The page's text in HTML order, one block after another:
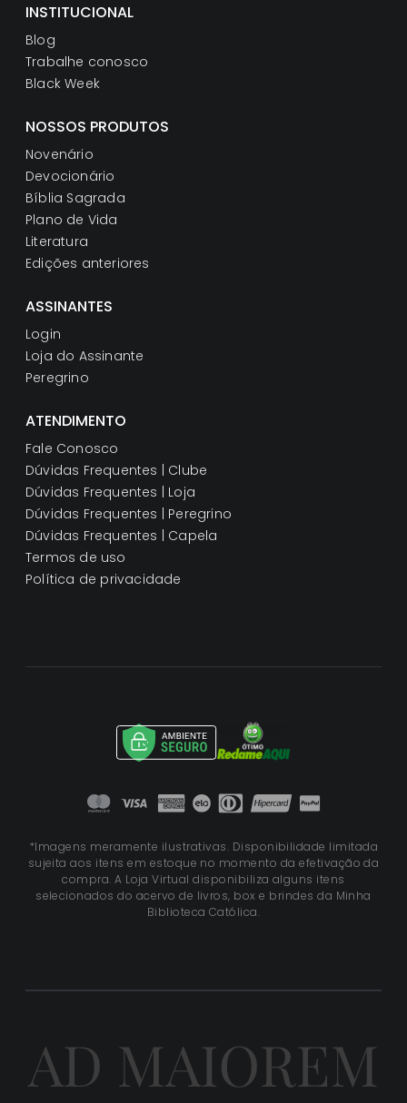
INSTITUCIONAL
Blog
Trabalhe conosco
Black Week
NOSSOS PRODUTOS
Novenário
Devocionário
Bíblia Sagrada
Plano de Vida
Literatura
Edições anteriores
ASSINANTES
Login
Loja do Assinante
Peregrino
ATENDIMENTO
Fale Conosco
Dúvidas Frequentes | Clube
Dúvidas Frequentes | Loja
Dúvidas Frequentes | Peregrino
Dúvidas Frequentes | Capela
Termos de uso
Política de privacidade
*Imagens meramente ilustrativas. Disponibilidade limitada
sujeita aos itens em estoque no momento da efetivação da
compra. A Loja Virtual disponibiliza alguns itens
selecionados do acervo de livros, box e brindes da Minha
Biblioteca Católica.